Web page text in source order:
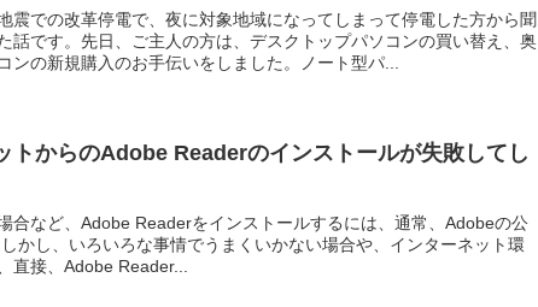
震での改革停電で、夜に対象地域になってしまって停電した方から聞
話です。先日、ご主人の方は、デスクトップパソコンの買い替え、奥
ンの新規購入のお手伝いをしました。ノート型パ...
トからのAdobe Readerのインストールが失敗してし
合など、Adobe Readerをインストールするには、通常、Adobeの公
かし、いろいろな事情でうまくいかない場合や、インターネット環
直接、Adobe Reader...